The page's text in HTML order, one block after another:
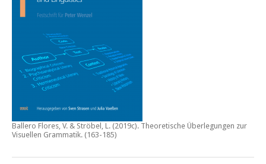
Ballero Flores, V. & Ströbel, L. (2019c). Theoretische Überlegungen zur
Visuellen Grammatik. (163-185)